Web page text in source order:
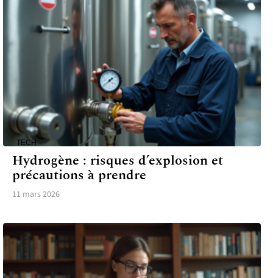
TECH
Hydrogène : risques d’explosion et
précautions à prendre
11 mars 2026